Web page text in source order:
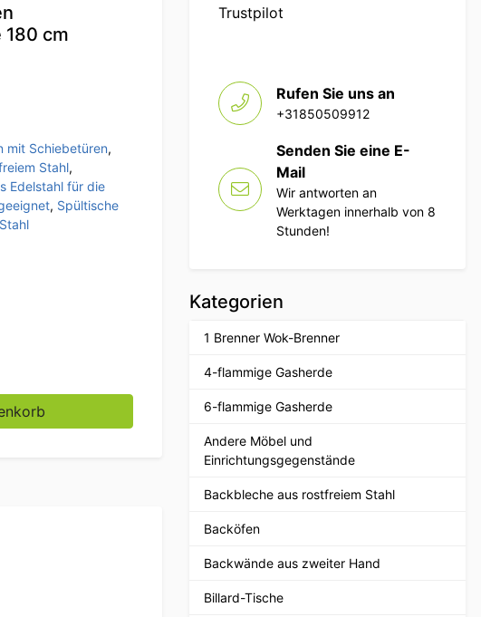
cm
mit Schiebetüren,
Stahl,
Edelstahl für die
, Spültische
Premium-line 180 cm Catering Menge
Trustpilot
Rufen Sie uns an
+31850509912
Senden Sie eine E-
Mail
Wir antworten an
Werktagen innerhalb von 8
Stunden!
Kategorien
1 Brenner Wok-Brenner
4-flammige Gasherde
6-flammige Gasherde
Andere Möbel und
Einrichtungsgegenstände
Backbleche aus rostfreiem Stahl
Backöfen
Backwände aus zweiter Hand
Billard-Tische